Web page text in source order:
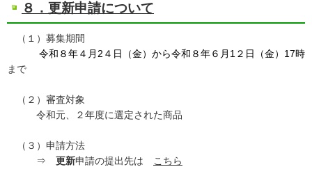
８．更新申請について
（１）募集期間
令和８年４月2４日（金）から令和８年６月1２日（金）17時
まで
（２）審査対象
令和元、２年度に選定された商品
（３）申請方法
⇒ 更新申請の提出先は こちら